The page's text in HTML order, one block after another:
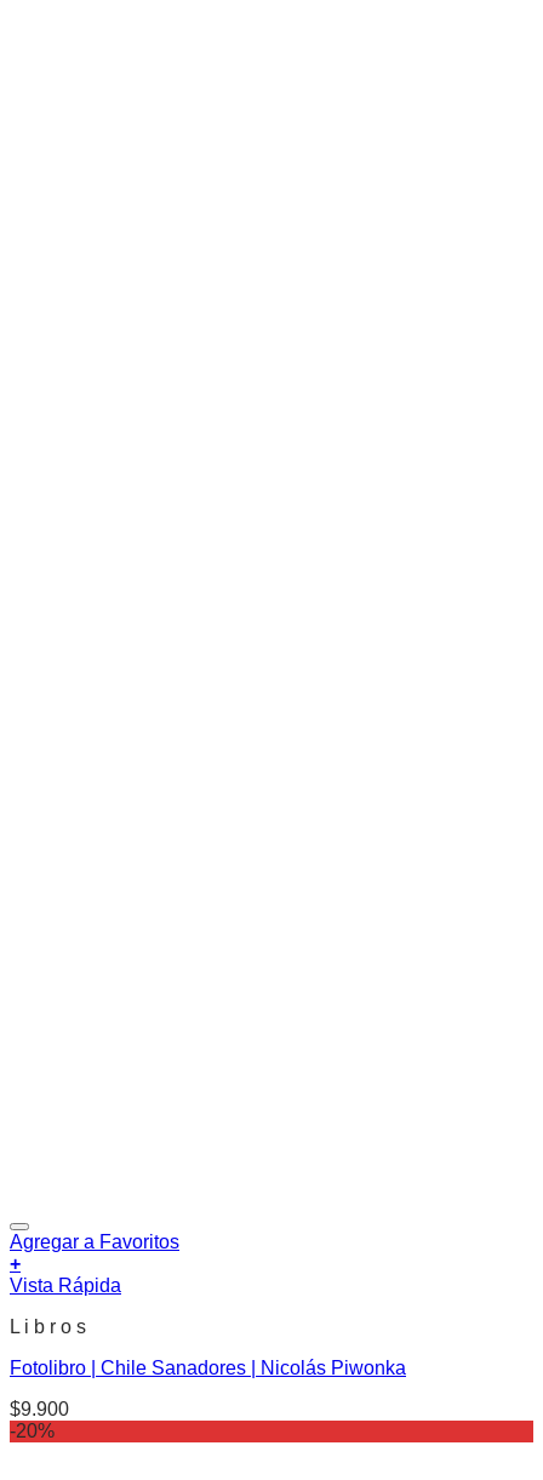
Agregar a Favoritos
+
Vista Rápida
L i b r o s
Fotolibro | Chile Sanadores | Nicolás Piwonka
$9.900
-20%